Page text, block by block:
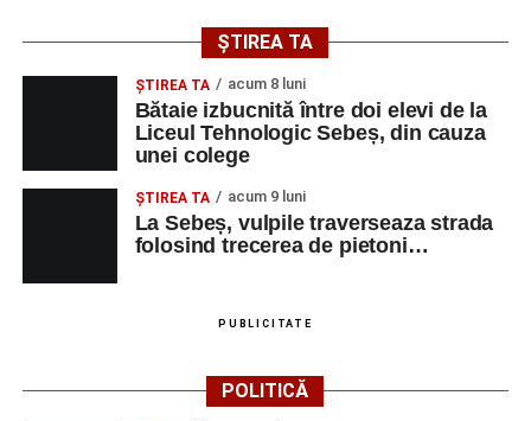
ȘTIREA TA
ŞTIREA TA acum 8 luni
Bătaie izbucnită între doi elevi de la
Liceul Tehnologic Sebeș, din cauza
unei colege
ŞTIREA TA acum 9 luni
La Sebeș, vulpile traverseaza strada
folosind trecerea de pietoni…
PUBLICITATE
POLITICĂ